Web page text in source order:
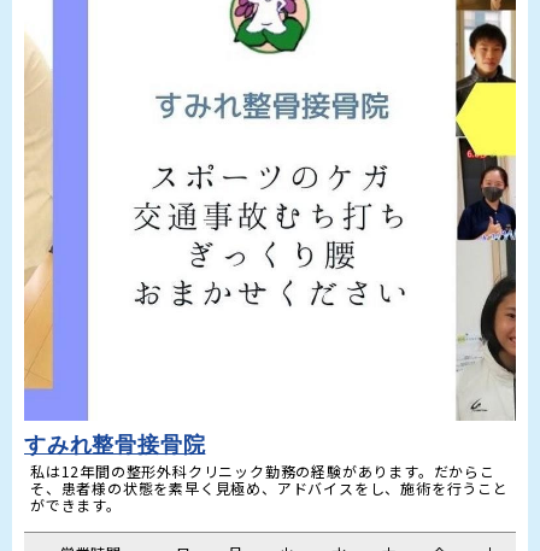
すみれ整骨接骨院
私は12年間の整形外科クリニック勤務の経験があります。だからこ
そ、患者様の状態を素早く見極め、アドバイスをし、施術を行うこと
ができます。